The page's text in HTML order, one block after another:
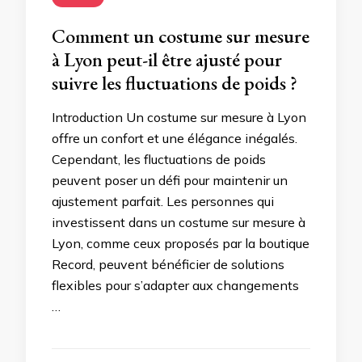
Comment un costume sur mesure
à Lyon peut-il être ajusté pour
suivre les fluctuations de poids ?
Introduction Un costume sur mesure à Lyon
offre un confort et une élégance inégalés.
Cependant, les fluctuations de poids
peuvent poser un défi pour maintenir un
ajustement parfait. Les personnes qui
investissent dans un costume sur mesure à
Lyon, comme ceux proposés par la boutique
Record, peuvent bénéficier de solutions
flexibles pour s’adapter aux changements
…